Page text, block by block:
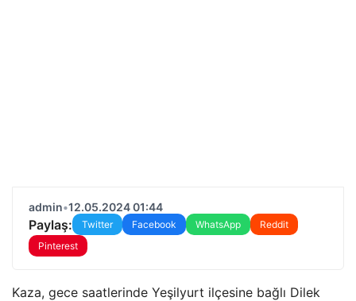
admin•12.05.2024 01:44
Paylaş: Twitter Facebook WhatsApp
Reddit
Pinterest
Kaza, gece saatlerinde Yeşilyurt ilçesine bağlı Dilek